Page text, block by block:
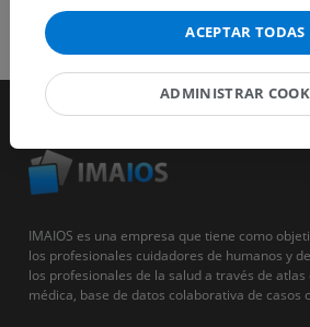
IMAIOS es una empresa que tiene como
los profesionales cuidadores de humanos y
los profesionales de la salud a través de
médica, base de datos colaborativa de casos
ACEPTAR TODAS
ADMINISTRAR